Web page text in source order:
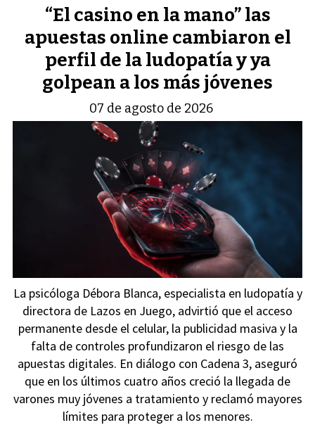
“El casino en la mano” las
apuestas online cambiaron el
perfil de la ludopatía y ya
golpean a los más jóvenes
07 de agosto de 2026
La psicóloga Débora Blanca, especialista en ludopatía y
directora de Lazos en Juego, advirtió que el acceso
permanente desde el celular, la publicidad masiva y la
falta de controles profundizaron el riesgo de las
apuestas digitales. En diálogo con Cadena 3, aseguró
que en los últimos cuatro años creció la llegada de
varones muy jóvenes a tratamiento y reclamó mayores
límites para proteger a los menores.